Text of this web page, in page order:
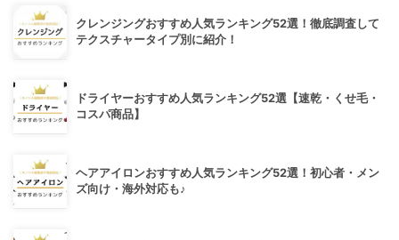
クレンジングおすすめ人気ランキング52選！徹底調査して
テクスチャータイプ別に紹介！
ドライヤーおすすめ人気ランキング52選【速乾・くせ毛・
コスパ商品】
ヘアアイロンおすすめ人気ランキング52選！初心者・メン
ズ向け・海外対応も♪